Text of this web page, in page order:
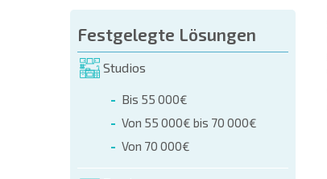
Festgelegte Lösungen
Studios
Bis 55 000€
Von 55 000€ bis 70 000€
Von 70 000€